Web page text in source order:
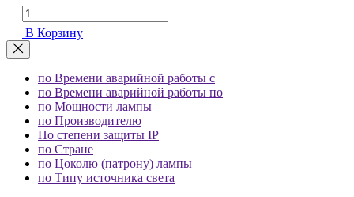
В Корзину
по Времени аварийной работы с
по Времени аварийной работы по
по Мощности лампы
по Производителю
По степени защиты IP
по Стране
по Цоколю (патрону) лампы
по Типу источника света